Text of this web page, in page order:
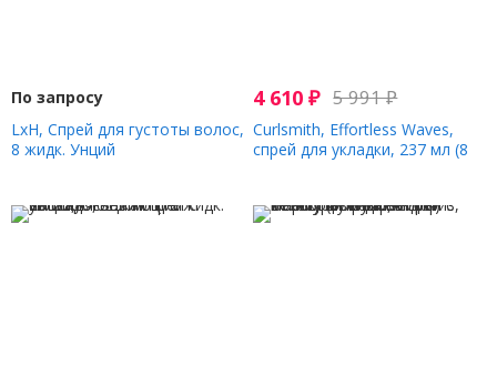
По запросу
LxH, Спрей для густоты волос,
8 жидк. Унций
4 610₽ 5 991₽
Curlsmith, Effortless Waves,
спрей для укладки, 237 мл (8